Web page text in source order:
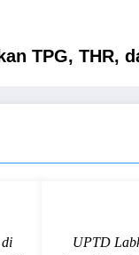
TPG, THR,
UPTD